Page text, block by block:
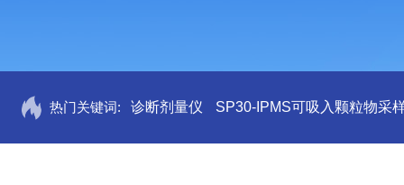
热门关键词: 诊断剂量仪 SP30-IPMS可吸入颗粒物采